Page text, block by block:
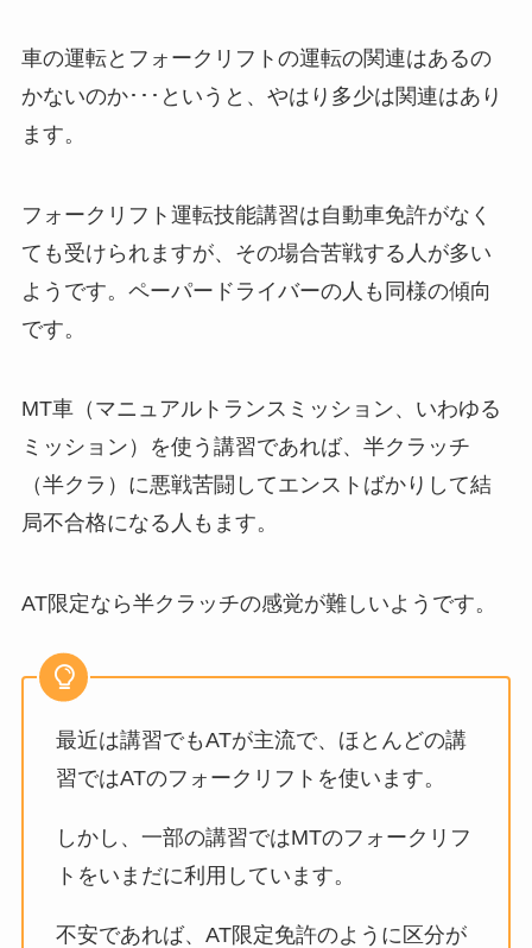
車の運転とフォークリフトの運転の関連はあるの
かないのか･･･というと、やはり多少は関連はあり
ます。
フォークリフト運転技能講習は自動車免許がなく
ても受けられますが、その場合苦戦する人が多い
ようです。ペーパードライバーの人も同様の傾向
です。
MT車（マニュアルトランスミッション、いわゆる
ミッション）を使う講習であれば、半クラッチ
（半クラ）に悪戦苦闘してエンストばかりして結
局不合格になる人もます。
AT限定なら半クラッチの感覚が難しいようです。
最近は講習でもATが主流で、ほとんどの講
習ではATのフォークリフトを使います。
しかし、一部の講習ではMTのフォークリフ
トをいまだに利用しています。
不安であれば、AT限定免許のように区分が